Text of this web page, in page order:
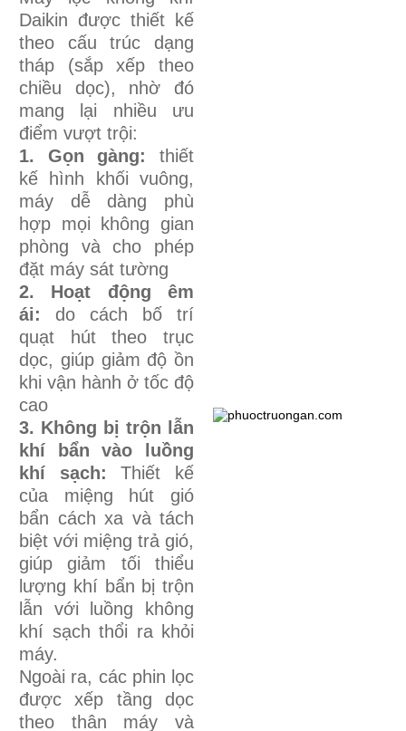
Daikin được thiết kế
theo cấu trúc dạng
tháp (sắp xếp theo
chiều dọc), nhờ đó
mang lại nhiều ưu
điểm vượt trội:
1. Gọn gàng:
thiết
kế hình khối vuông,
máy dễ dàng phù
hợp mọi không gian
phòng và cho phép
đặt máy sát tường
2. Hoạt động êm
ái: do cách bố trí
quạt hút theo trục
dọc, giúp giảm độ ồn
khi vận hành ở tốc độ
cao
3. Không bị trộn lẫn
khí bẩn vào luồng
khí sạch:Thiết kế
của miệng hút gió
bẩn cách xa và tách
biệt với miệng trả gió,
giúp giảm tối thiểu
lượng khí bẩn bị trộn
lẫn với luồng không
khí sạch thổi ra khỏi
máy.
Ngoài ra, các phin lọc
được xếp tầng dọc
theo thân máy và